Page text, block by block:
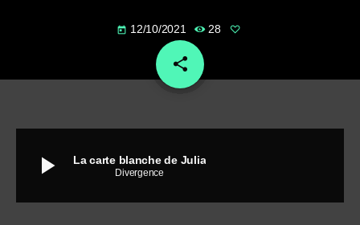
today 12/10/2021 28
share
email
play_arrow La carte blanche de Julia
Divergence